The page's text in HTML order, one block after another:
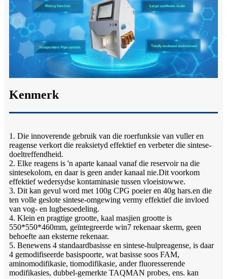
Kenmerk
1. Die innoverende gebruik van die roerfunksie van vuller en
reagense verkort die reaksietyd effektief en verbeter die sintese-
doeltreffendheid.
2. Elke reagens is 'n aparte kanaal vanaf die reservoir na die
sintesekolom, en daar is geen ander kanaal nie.Dit voorkom
effektief wedersydse kontaminasie tussen vloeistowwe.
3. Dit kan gevul word met 100g CPG poeier en 40g hars.en die
ten volle geslote sintese-omgewing vermy effektief die invloed
van vog- en lugbesoedeling.
4. Klein en pragtige grootte, kaal masjien grootte is
550*550*460mm, geïntegreerde win7 rekenaar skerm, geen
behoefte aan eksterne rekenaar.
5. Benewens 4 standaardbasisse en sintese-hulpreagense, is daar
4 gemodifiseerde basispoorte, wat basisse soos FAM,
aminomodifikasie, tiomodifikasie, ander fluoresserende
modifikasies, dubbel-gemerkte TAQMAN probes, ens. kan